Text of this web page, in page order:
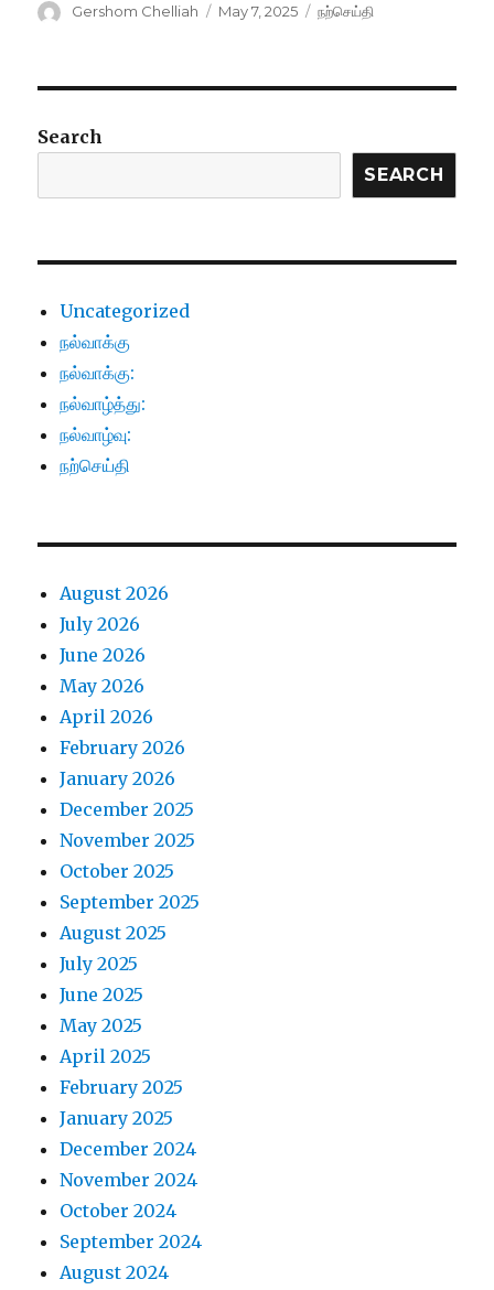
Author
Gershom Chelliah
Posted
May 7, 2025 Categories
நற்செய்தி
Search
SEARCH
Uncategorized
நல்வாக்கு
நல்வாக்கு:
நல்வாழ்த்து:
நல்வாழ்வு:
நற்செய்தி
August 2026
July 2026
June 2026
May 2026
April 2026
February 2026
January 2026
December 2025
November 2025
October 2025
September 2025
August 2025
July 2025
June 2025
May 2025
April 2025
February 2025
January 2025
December 2024
November 2024
October 2024
September 2024
August 2024